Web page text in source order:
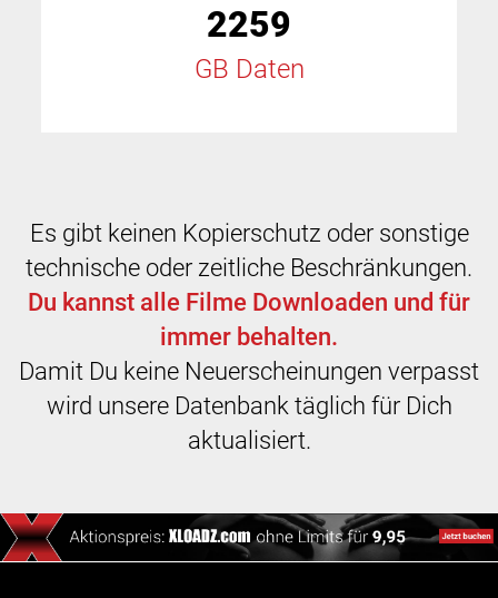
2259
GB Daten
Es gibt keinen Kopierschutz oder sonstige
technische oder zeitliche Beschränkungen.
Du kannst alle Filme Downloaden und für
immer behalten.
Damit Du keine Neuerscheinungen verpasst
wird unsere Datenbank täglich für Dich
aktualisiert.